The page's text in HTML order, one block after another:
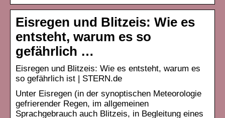
Eisregen und Blitzeis: Wie es
entsteht, warum es so
gefährlich …
Eisregen und Blitzeis: Wie es entsteht, warum es
so gefährlich ist | STERN.de
Unter Eisregen (in der synoptischen Meteorologie
gefrierender Regen, im allgemeinen
Sprachgebrauch auch Blitzeis, in Begleitung eines